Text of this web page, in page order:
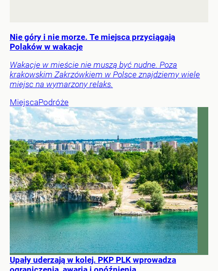
Nie góry i nie morze. Te miejsca przyciągają
Polaków w wakacje
Wakacje w mieście nie muszą być nudne. Poza
krakowskim Zakrzówkiem w Polsce znajdziemy wiele
miejsc na wymarzony relaks.
MiejscaPodróże
Upały uderzają w kolej. PKP PLK wprowadza